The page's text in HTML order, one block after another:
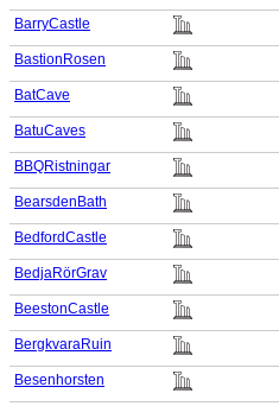
BarryCastle
BastionRosen
BatCave
BatuCaves
BBQRistningar
BearsdenBath
BedfordCastle
BedjaRörGrav
BeestonCastle
BergkvaraRuin
Besenhorsten